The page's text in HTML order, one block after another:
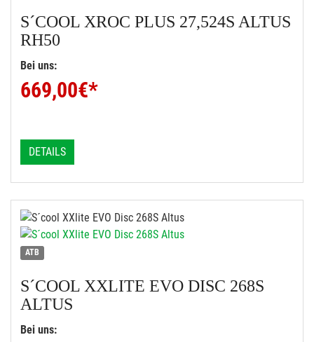
S´COOL XROC PLUS 27,524S ALTUS
RH50
Bei uns:
669,00€*
DETAILS
ATB
S´COOL XXLITE EVO DISC 268S
ALTUS
Bei uns: